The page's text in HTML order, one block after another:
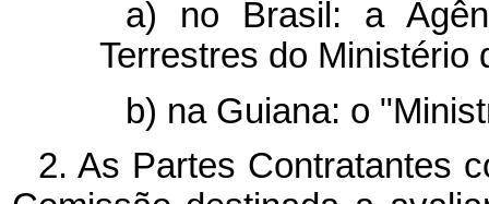
a) no Brasil: a
Terrestres do Ministério
b) na Guiana: o
2. As Partes Contratantes